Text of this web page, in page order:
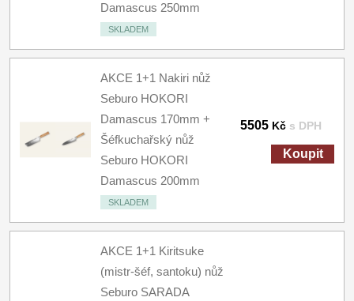
Damascus 250mm
SKLADEM
AKCE 1+1 Nakiri nůž
Seburo HOKORI
Damascus 170mm +
Šéfkuchařský nůž
Seburo HOKORI
Damascus 200mm
SKLADEM
5505 Kč s DPH
Koupit
AKCE 1+1 Kiritsuke
(mistr-šéf, santoku) nůž
Seburo SARADA